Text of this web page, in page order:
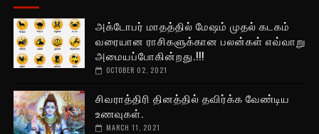
அக்டோபர் மாதத்தில் மேஷம் முதல் கடகம்
வரையான ராசிகளுக்கான பலன்கள் எவ்வாறு
அமையப்போகின்றது.!!!
OCTOBER 02, 2021
சிவராத்திரி தினத்தில் தவிர்க்க வேண்டிய
உணவுகள்.
MARCH 11, 2021